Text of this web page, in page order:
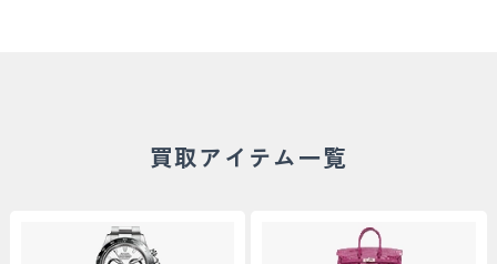
買取アイテム一覧